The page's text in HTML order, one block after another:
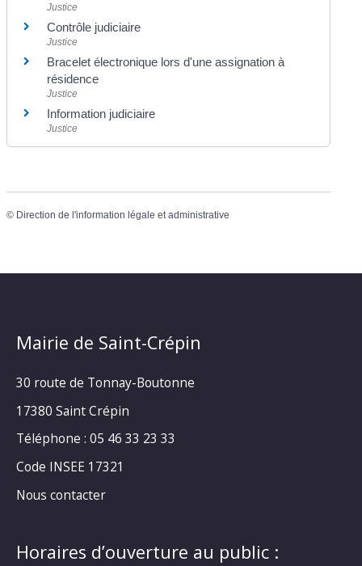
Justice
Contrôle judiciaire
Justice
Bracelet électronique lors d'une assignation à
résidence
Justice
Information judiciaire
Justice
© Direction de l'information légale et administrative
Mairie de Saint-Crépin
30 route de Tonnay-Boutonne
17380 Saint Crépin
Téléphone : 05 46 33 23 33
Code INSEE 17321
Nous contacter
Horaires d’ouverture au public :